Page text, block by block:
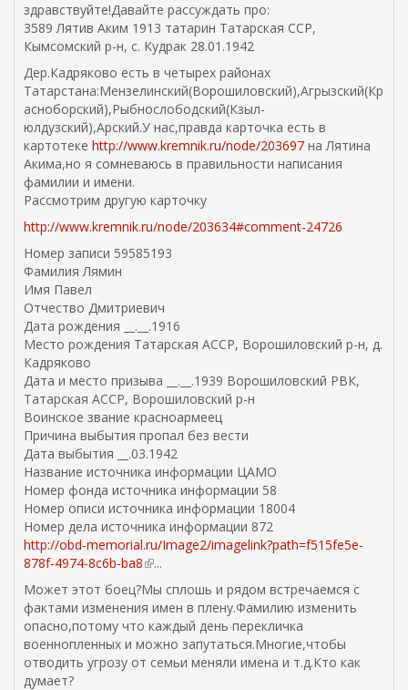
здравствуйте!Давайте рассуждать про:
3589 Лятив Аким 1913 татарин Татарская ССР,
Кымсомский р-н, с. Кудрак 28.01.1942
Дер.Кадряково есть в четырех районах
Татарстана:Мензелинский(Ворошиловский),Агрызский(Кр
асноборский),Рыбнослободский(Кзыл-
юлдузский),Арский.У нас,правда карточка есть в
картотеке http://www.kremnik.ru/node/203697 на Лятина
Акима,но я сомневаюсь в правильности написания
фамилии и имени.
Рассмотрим другую карточку
http://www.kremnik.ru/node/203634#comment-24726
Номер записи 59585193
Фамилия Лямин
Имя Павел
Отчество Дмитриевич
Дата рождения __.__.1916
Место рождения Татарская АССР, Ворошиловский р-н, д.
Кадряково
Дата и место призыва __.__.1939 Ворошиловский РВК,
Татарская АССР, Ворошиловский р-н
Воинское звание красноармеец
Причина выбытия пропал без вести
Дата выбытия __.03.1942
Название источника информации ЦАМО
Номер фонда источника информации 58
Номер описи источника информации 18004
Номер дела источника информации 872
http://obd-memorial.ru/Image2/imagelink?path=f515fe5e-
878f-4974-8c6b-ba8(
в
н
е
ш
н
я
...
Может этот боец?Мы сплошь и рядом встречаемся с
фактами изменения имен в плену.Фамилию изменить
опасно,потому что каждый день перекличка
военнопленных и можно запутаться.Многие,чтобы
отводить угрозу от семьи меняли имена и т.д.Кто как
думает?